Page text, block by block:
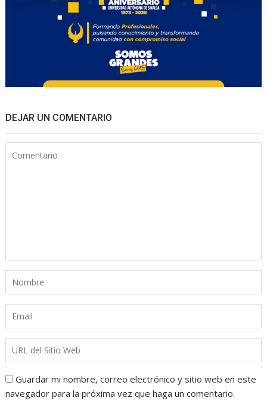
DEJAR UN COMENTARIO
Guardar mi nombre, correo electrónico y sitio web en este
navegador para la próxima vez que haga un comentario.